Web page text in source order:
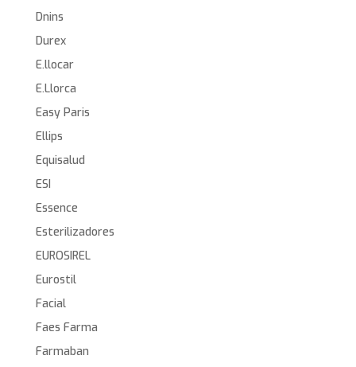
Dnins
Durex
E.llocar
E.Llorca
Easy Paris
Ellips
Equisalud
ESI
Essence
Esterilizadores
EUROSIREL
Eurostil
Facial
Faes Farma
Farmaban